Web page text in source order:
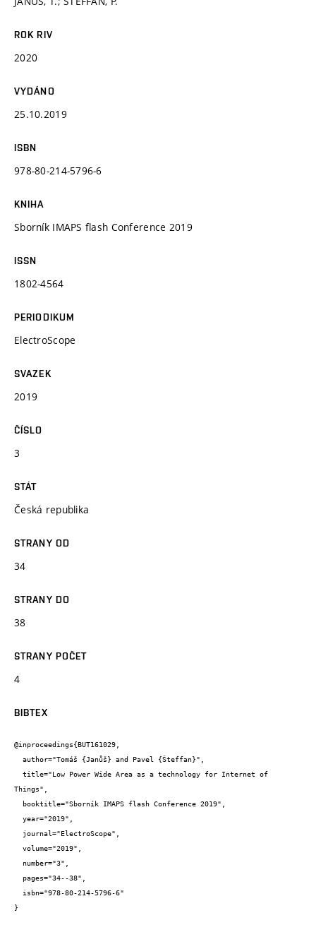
ROK RIV
2020
VYDÁNO
25.10.2019
ISBN
978-80-214-5796-6
KNIHA
Sborník IMAPS flash Conference 2019
ISSN
1802-4564
PERIODIKUM
ElectroScope
SVAZEK
2019
ČÍSLO
3
STÁT
Česká republika
STRANY OD
34
STRANY DO
38
STRANY POČET
4
BIBTEX
@inproceedings{BUT161029,
Things",
}